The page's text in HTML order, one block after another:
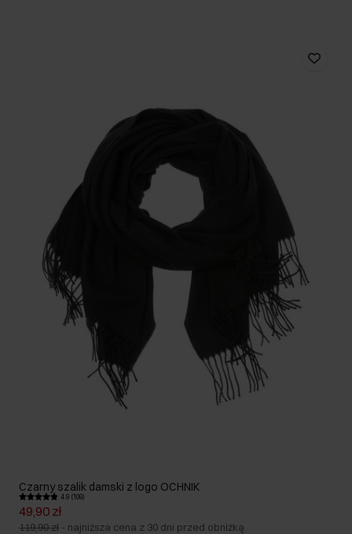
Czarny szalik damski z logo OCHNIK
4.9 (109)
49,90 zł
119,90 zł - najniższa cena z 30 dni przed obniżką